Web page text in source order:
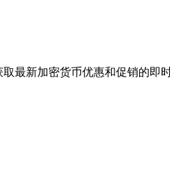
取最新加密货币优惠和促销的即